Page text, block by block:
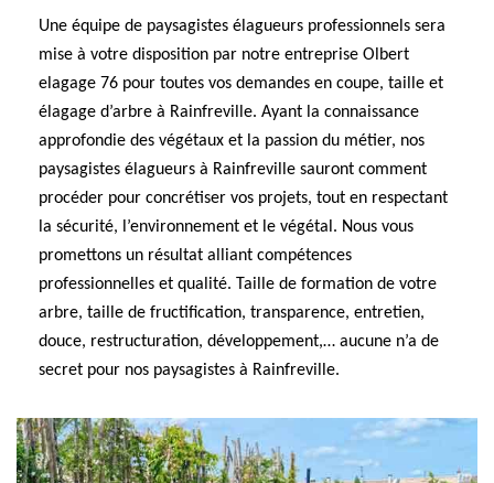
Une équipe de paysagistes élagueurs professionnels sera
mise à votre disposition par notre entreprise Olbert
elagage 76 pour toutes vos demandes en coupe, taille et
élagage d’arbre à Rainfreville. Ayant la connaissance
approfondie des végétaux et la passion du métier, nos
paysagistes élagueurs à Rainfreville sauront comment
procéder pour concrétiser vos projets, tout en respectant
la sécurité, l’environnement et le végétal. Nous vous
promettons un résultat alliant compétences
professionnelles et qualité. Taille de formation de votre
arbre, taille de fructification, transparence, entretien,
douce, restructuration, développement,… aucune n’a de
secret pour nos paysagistes à Rainfreville.